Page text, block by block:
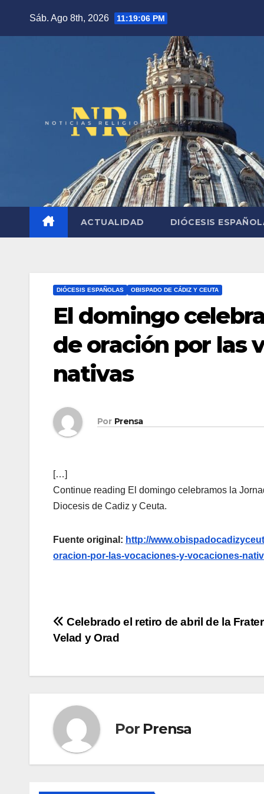
Sáb. Ago 8th, 2026 11:19:07 PM
ACTUALIDAD DIÓCESIS
DIÓCESIS ESPAÑOLAS OBISPADO DE CÁDIZ Y CEUTA
El domingo
de oración por las
nativas
Por Prensa
[…]
Continue reading El domingo celebramos la
Diocesis de Cadiz y Ceuta.
Fuente original: http://
oracion-por-las-vocaciones-y-vocaciones-
Navegación
entradas
Celebrado el retiro de abril de la
Velad y Orad
Por Prensa